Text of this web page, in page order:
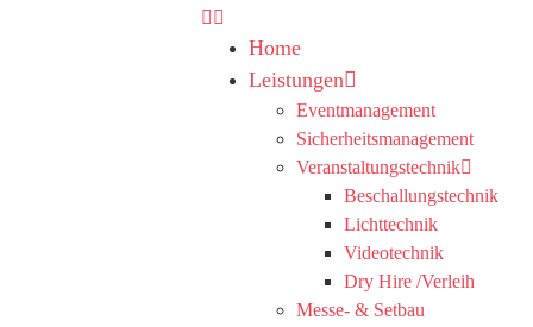
Home
Leistungen
Eventmanagement
Sicherheitsmanagement
Veranstaltungstechnik
Beschallungstechnik
Lichttechnik
Videotechnik
Dry Hire /Verleih
Messe- & Setbau